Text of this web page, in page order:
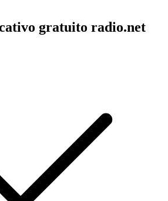
gratuito radio.net